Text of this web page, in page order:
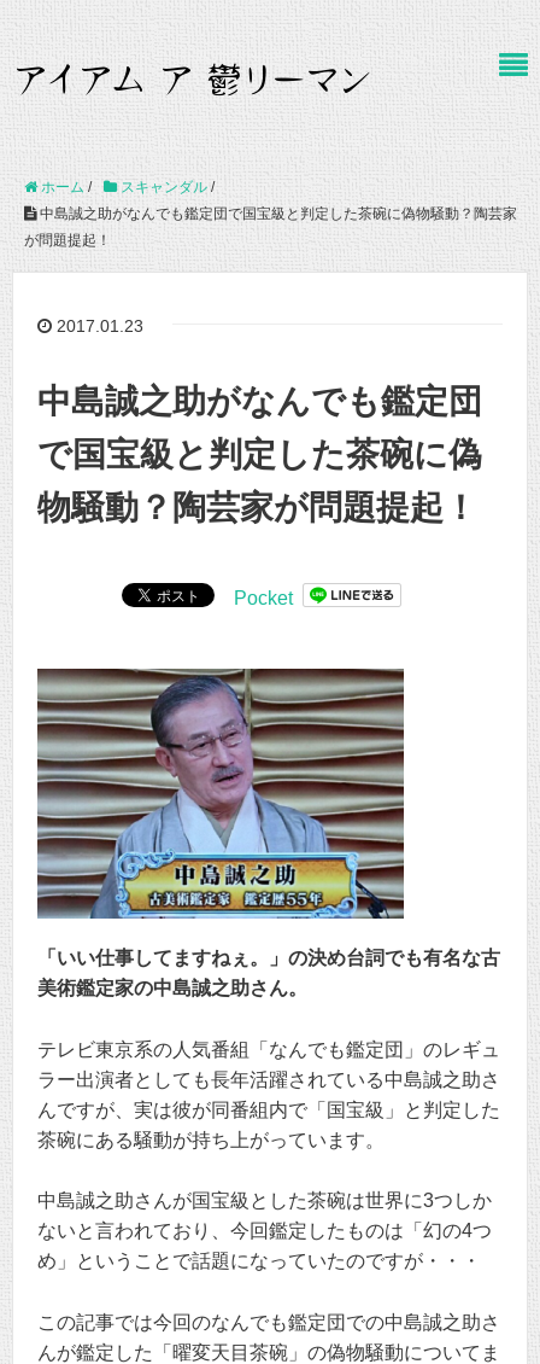
ホーム / スキャンダル /
中島誠之助がなんでも鑑定団で国宝級と判定した茶碗に偽物騒動？陶芸家
が問題提起！
2017.01.23
中島誠之助がなんでも鑑定団
で国宝級と判定した茶碗に偽
物騒動？陶芸家が問題提起！
Pocket
「いい仕事してますねぇ。」の決め台詞でも有名な古
美術鑑定家の中島誠之助さん。
テレビ東京系の人気番組「なんでも鑑定団」のレギュ
ラー出演者としても長年活躍されている中島誠之助さ
んですが、実は彼が同番組内で「国宝級」と判定した
茶碗にある騒動が持ち上がっています。
中島誠之助さんが国宝級とした茶碗は世界に3つしか
ないと言われており、今回鑑定したものは「幻の4つ
め」ということで話題になっていたのですが・・・
この記事では今回のなんでも鑑定団での中島誠之助さ
んが鑑定した「曜変天目茶碗」の偽物騒動についてま